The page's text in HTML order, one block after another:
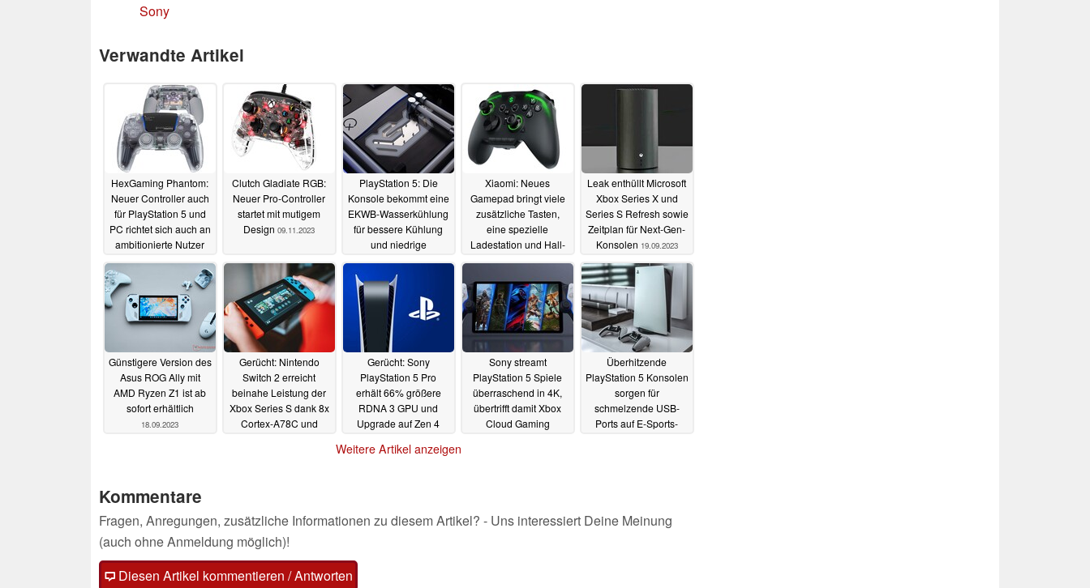
Sony
Verwandte Artikel
HexGaming Phantom:
Neuer Controller auch
für PlayStation 5 und
PC richtet sich auch an
ambitionierte Nutzer
13.10.2024
Clutch Gladiate RGB:
Neuer Pro-Controller
startet mit mutigem
Design 09.11.2023
PlayStation 5: Die
Konsole bekommt eine
EKWB-Wasserkühlung
für bessere Kühlung
und niedrige
01.10.2023
Xiaomi: Neues
Gamepad bringt viele
zusätzliche Tasten,
eine spezielle
Ladestation und Hall-
30.09.2023
Leak enthüllt Microsoft
Xbox Series X und
Series S Refresh sowie
Zeitplan für Next-Gen-
Konsolen 19.09.2023
Günstigere Version des
Asus ROG Ally mit
AMD Ryzen Z1 ist ab
sofort erhältlich
18.09.2023
Gerücht: Nintendo
Switch 2 erreicht
beinahe Leistung der
Xbox Series S dank 8x
Cortex-A78C und
Gerücht: Sony
PlayStation 5 Pro
erhält 66% größere
RDNA 3 GPU und
Upgrade auf Zen 4
Sony streamt
PlayStation 5 Spiele
überraschend in 4K,
übertrifft damit Xbox
Cloud Gaming
Überhitzende
PlayStation 5 Konsolen
sorgen für
schmelzende USB-
Ports auf E-Sports-
Weitere Artikel anzeigen
Kommentare
Fragen, Anregungen, zusätzliche Informationen zu diesem Artikel? - Uns interessiert Deine Meinung
(auch ohne Anmeldung möglich)!
Diesen Artikel kommentieren / Antworten